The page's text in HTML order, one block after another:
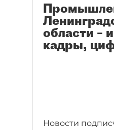
области –
кадры,
Новости